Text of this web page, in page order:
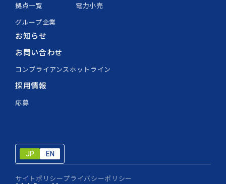
JP EN
拠点一覧
グループ企業
電力小売
お知らせ
お問い合わせ
コンプライアンスホットライン
採用情報
応募
JP EN
サイトポリシープライバシーポリシー